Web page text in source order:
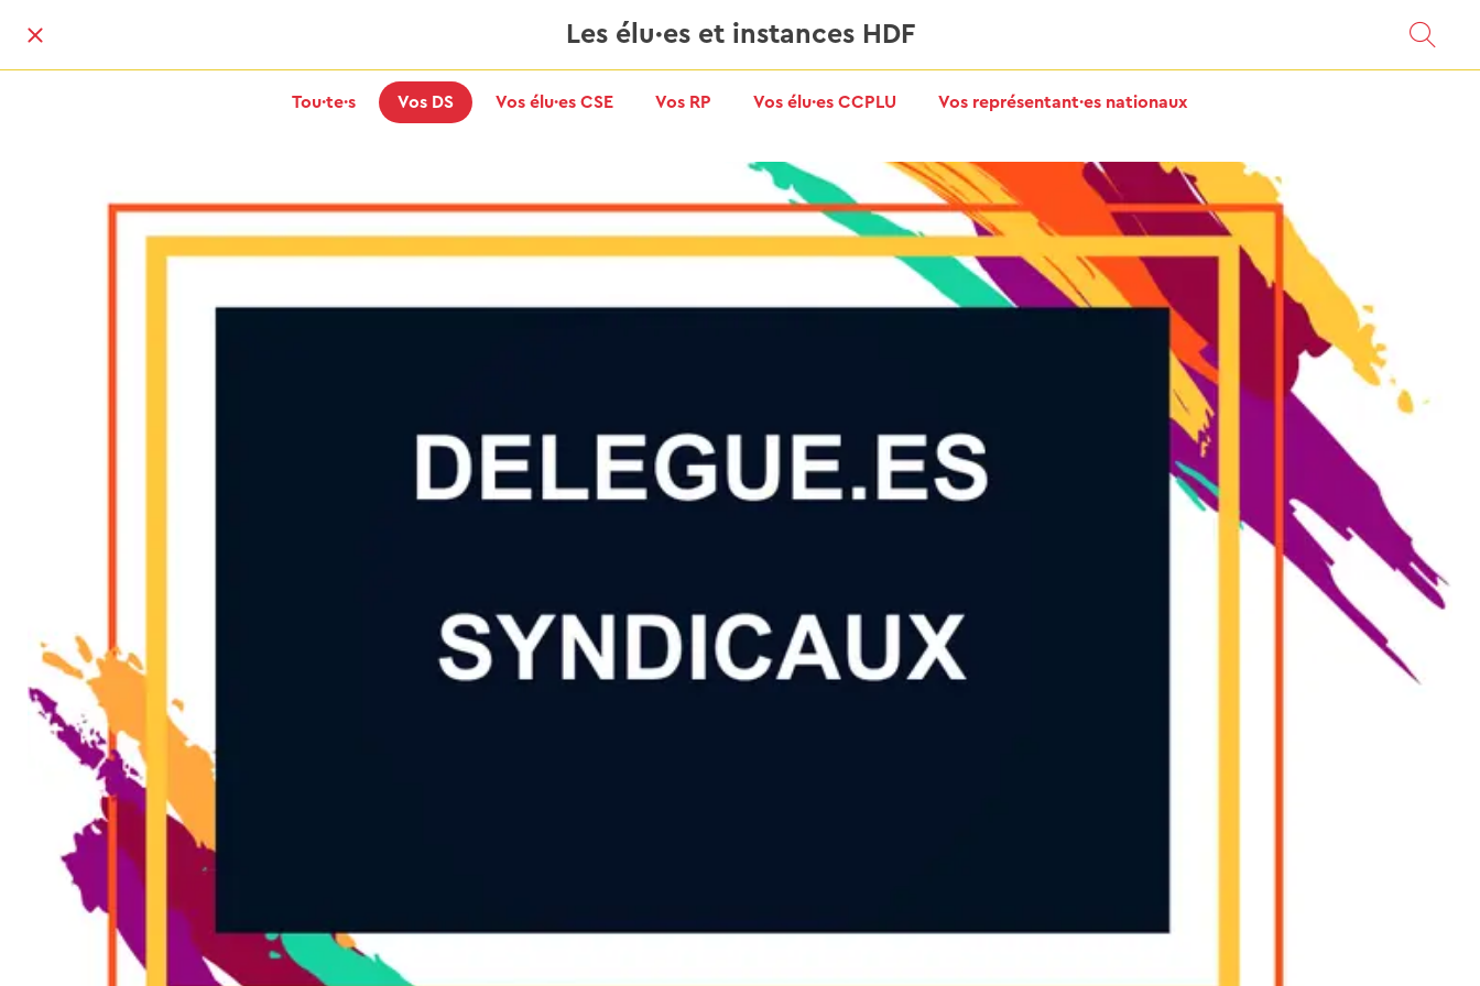
Les élu·es et instances HDF
Tou·te·s Vos DS Vos élu·es CSE Vos RP Vos élu·es CCPLU Vos représentant·es nationaux